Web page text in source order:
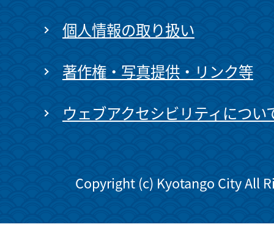
個人情報の取り扱い
著作権・写真提供・リンク等
ウェブアクセシビリティについ
Copyright (c) Kyotango City All